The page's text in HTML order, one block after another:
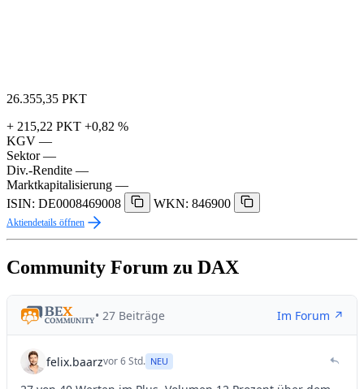
26.355,35 PKT
+ 215,22 PKT +0,82 %
KGV —
Sektor —
Div.-Rendite —
Marktkapitalisierung —
ISIN: DE0008469008
WKN: 846900
Aktiendetails öffnen
Community Forum zu DAX